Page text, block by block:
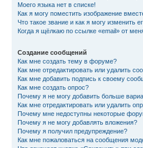
Моего языка нет в списке!
Как я могу поместить изображение
Что такое звание и как я могу изменить
Когда я щёлкаю по ссылке «email» от
Создание сообщений
Как мне создать тему в форуме?
Как мне отредактировать или удалить
Как мне добавить подпись к своему
Как мне создать опрос?
Почему я не могу добавить больше
Как мне отредактировать или удалить
Почему мне недоступны некоторые
Почему я не могу добавлять вложения?
Почему я получил предупреждение?
Как мне пожаловаться на сообщения